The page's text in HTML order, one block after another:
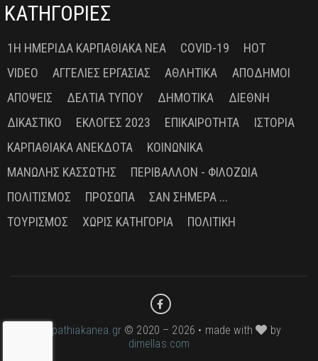
ΚΑΤΗΓΟΡΙΕΣ
1Η ΗΜΕΡΊΔΑ ΚΑΡΠΑΘΙΑΚΆ ΝΈΑ COVID-19
HOT
VIDEO
ΑΓΓΕΛΊΕΣ ΕΡΓΑΣΊΑΣ ΑΘΛΗΤΙΚΆ
ΑΠΌΔΗΜΟΙ
ΑΠΌΨΕΙΣ
ΔΕΛΤΊΑ ΤΎΠΟΥ ΔΗΜΟΤΙΚΆ
ΔΙΕΘΝΉ
ΔΙΚΑΣΤΙΚΌ
ΕΚΛΟΓΈΣ 2023 ΕΠΙΚΑΙΡΌΤΗΤΑ
ΙΣΤΟΡΊΑ
ΚΑΡΠΑΘΙΑΚΆ ΑΝΈΚΔΟΤΑ
ΚΟΙΝΩΝΙΚΆ
ΜΑΝΏΛΗΣ ΚΑΣΣΏΤΗΣ
ΠΕΡΙΒΆΛΛΟΝ - ΦΙΛΟΖΩΊΑ
ΠΟΛΙΤΙΣΜΌΣ
ΠΡΌΣΩΠΑ
ΣΑΝ ΣΉΜΕΡΑ ...
ΤΟΥΡΙΣΜΌΣ
ΧΩΡΊΣ ΚΑΤΗΓΟΡΊΑ ΠΟΛΙΤΙΚΉ
karpathiakanea.gr© 2020 – 2026 • made with
by
dimellas.com